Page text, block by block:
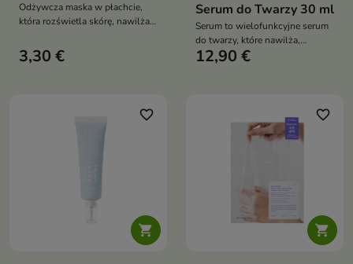
Odżywcza maska w płachcie,
która rozświetla skórę, nawilża
promienny wygląd
3,30 €
Serum do Twarzy 30 ml
Serum to wielofunkcyjne serum
do twarzy, które nawilża,
rozświetla i regeneruje skórę,
12,90 €

favorite_border

favorite_border